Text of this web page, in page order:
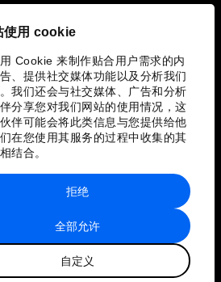
使用 cookie
Cookie 来制作贴合用户需求的内
、提供社交媒体功能以及分析我们
我们还会与社交媒体、广告和分析
分享您对我们网站的使用情况，这
伴可能会将此类信息与您提供给他
在您使用其服务的过程中收集的其
结合。
全部允许
自定义
拒绝
站点地图
世界经济论坛